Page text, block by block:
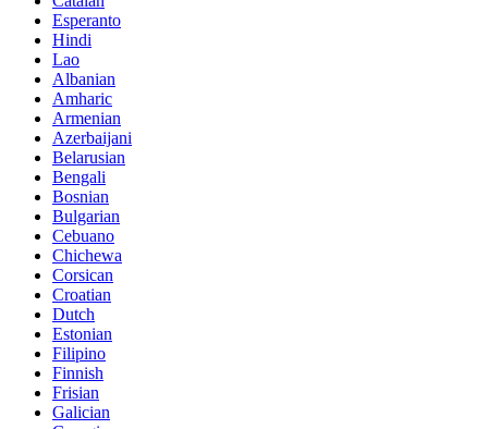
Esperanto
Hindi
Lao
Albanian
Amharic
Armenian
Azerbaijani
Belarusian
Bengali
Bosnian
Bulgarian
Cebuano
Chichewa
Corsican
Croatian
Dutch
Estonian
Filipino
Finnish
Frisian
Galician